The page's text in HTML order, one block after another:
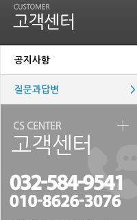
공지사항
질문과답변 >